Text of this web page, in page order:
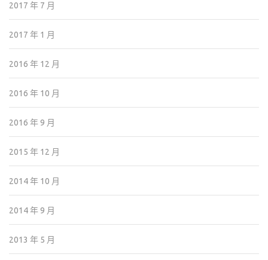
2017 年 7 月
2017 年 1 月
2016 年 12 月
2016 年 10 月
2016 年 9 月
2015 年 12 月
2014 年 10 月
2014 年 9 月
2013 年 5 月